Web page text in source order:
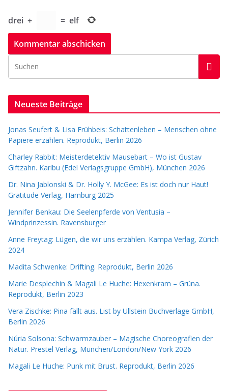
drei + = elf
Neueste Beiträge
Jonas Seufert & Lisa Frühbeis: Schattenleben – Menschen ohne
Papiere erzählen. Reprodukt, Berlin 2026
Charley Rabbit: Meisterdetektiv Mausebart – Wo ist Gustav
Giftzahn. Karibu (Edel Verlagsgruppe GmbH), München 2026
Dr. Nina Jablonski & Dr. Holly Y. McGee: Es ist doch nur Haut!
Gratitude Verlag, Hamburg 2025
Jennifer Benkau: Die Seelenpferde von Ventusia –
Windprinzessin. Ravensburger
Anne Freytag: Lügen, die wir uns erzählen. Kampa Verlag, Zürich
2024
Madita Schwenke: Drifting. Reprodukt, Berlin 2026
Marie Desplechin & Magali Le Huche: Hexenkram – Grüna.
Reprodukt, Berlin 2023
Vera Zischke: Pina fällt aus. List by Ullstein Buchverlage GmbH,
Berlin 2026
Núria Solsona: Schwarmzauber – Magische Choreografien der
Natur. Prestel Verlag, München/London/New York 2026
Magali Le Huche: Punk mit Brust. Reprodukt, Berlin 2026